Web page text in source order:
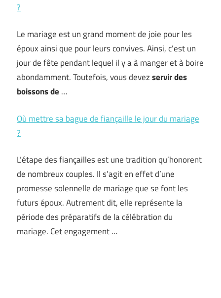
?
Le mariage est un grand moment de joie pour les
époux ainsi que pour leurs convives. Ainsi, c’est un
jour de fête pendant lequel il y a à manger et à boire
abondamment. Toutefois, vous devezservir des
boissons de …
Où mettre sa bague de fiançaille le jour du mariage
?
L’étape des fiançailles est une tradition qu’honorent
de nombreux couples. Il s’agit en effet d’une
promesse solennelle de mariage que se font les
futurs époux. Autrement dit, elle représente la
période des préparatifs de la célébration du
mariage. Cet engagement …